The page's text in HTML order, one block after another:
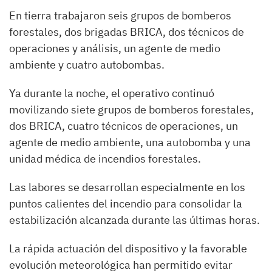
En tierra trabajaron seis grupos de bomberos
forestales, dos brigadas BRICA, dos técnicos de
operaciones y análisis, un agente de medio
ambiente y cuatro autobombas.
Ya durante la noche, el operativo continuó
movilizando siete grupos de bomberos forestales,
dos BRICA, cuatro técnicos de operaciones, un
agente de medio ambiente, una autobomba y una
unidad médica de incendios forestales.
Las labores se desarrollan especialmente en los
puntos calientes del incendio para consolidar la
estabilización alcanzada durante las últimas horas.
La rápida actuación del dispositivo y la favorable
evolución meteorológica han permitido evitar